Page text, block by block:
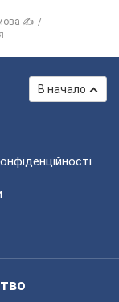
мова ✍
В начало